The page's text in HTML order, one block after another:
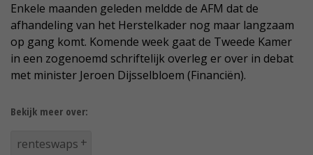
Enkele maanden geleden meldde de AFM dat de
afhandeling van het Herstelkader nog maar langzaam
op gang komt. Komende week gaat de Tweede Kamer
in een zogenoemd schriftelijk overleg er over in debat
met minister Jeroen Dijsselbloem (Financiën).
Bekijk meer over:
renteswaps